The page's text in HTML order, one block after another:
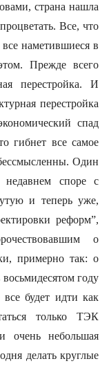
страна нашла
Все, что
наметившиеся в
Прежде всего
перестройка. И
перестройка
спад
гибнет все самое
Один
споре с
и теперь уже,
реформ”,
о
примерно так: о
году
будет идти как
только ТЭК
очень небольшая
делать круглые